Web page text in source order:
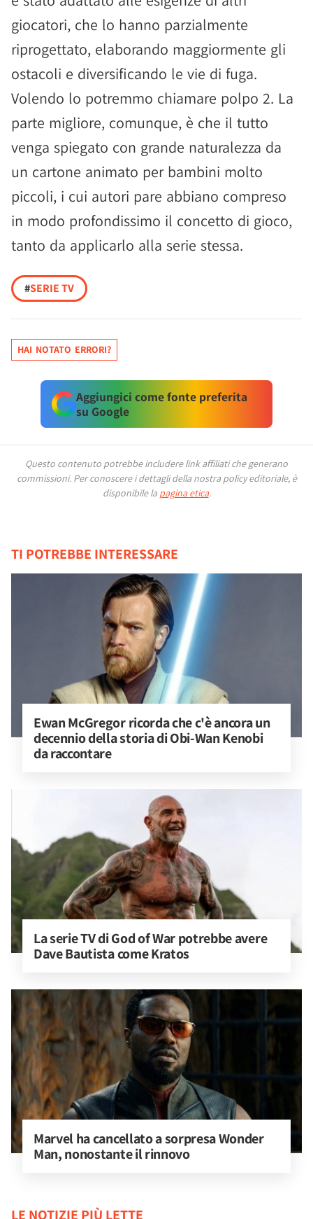
giocatori, che lo hanno parzialmente
riprogettato, elaborando maggiormente gli
ostacoli e diversificando le vie di fuga.
Volendo lo potremmo chiamare polpo 2. La
parte migliore, comunque, è che il tutto
venga spiegato con grande naturalezza da
un cartone animato per bambini molto
piccoli, i cui autori pare abbiano compreso
in modo profondissimo il concetto di gioco,
tanto da applicarlo alla serie stessa.
#SERIE TV
HAI NOTATO ERRORI?
Aggiungici come fonte preferita
su Google
Questo contenuto potrebbe includere link affiliati che generano
commissioni. Per conoscere i dettagli della nostra policy editoriale, è
disponibile la pagina etica.
TI POTREBBE INTERESSARE
Ewan McGregor ricorda che c'è ancora un
decennio della storia di Obi-Wan Kenobi
da raccontare
La serie TV di God of War potrebbe avere
Dave Bautista come Kratos
Marvel ha cancellato a sorpresa Wonder
Man, nonostante il rinnovo
LE NOTIZIE PIÙ LETTE